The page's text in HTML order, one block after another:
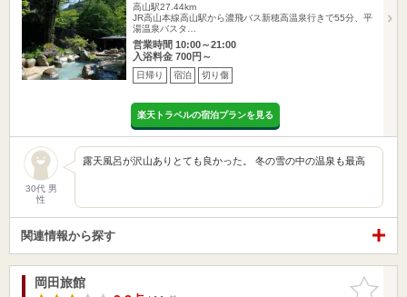
高山駅27.44km
JR高山本線高山駅から濃飛バス新穂高温泉行きで55分、平
湯温泉バスタ…
営業時間 10:00～21:00
入浴料金 700円～
日帰り 宿泊 切り傷
楽天トラベルの宿泊プランを見る
30代 男
性
露天風呂が沢山ありとても良かった。 冬の雪の中の温泉も最高
関連情報から探す
お気に入
岡田旅館